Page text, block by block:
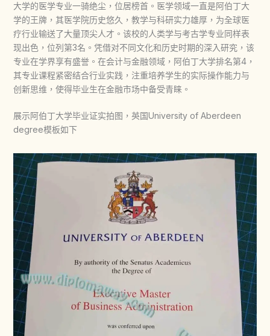
大学的医学专业一骑绝尘，位居榜首。医学领域一直是阿伯丁大
学的王牌，其医学院历史悠久，教学与科研实力雄厚，为全球医
疗行业输送了大量顶尖人才。该校的人类学与考古学专业同样表
现出色，位列第3名。凭借对不同文化和历史时期的深入研究，该
专业在学界享有盛誉。在会计与金融领域，阿伯丁大学排名第4，
其专业课程紧密结合行业实践，注重培养学生的实际操作能力与
创新思维，使得毕业生在金融市场中备受青睐。
展示阿伯丁大学毕业证实拍图，英国University of Aberdeen
degree模板如下